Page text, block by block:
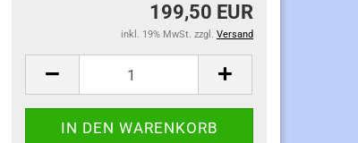
199,50 EUR
inkl. 19% MwSt. zzgl. Versand